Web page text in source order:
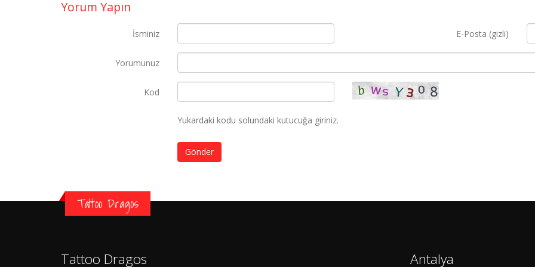
Yorum Yapın
İsminiz E-Posta (gizli)
Yorumunuz
Kod
Yukardaki kodu solundaki kutucuğa giriniz.
Gönder
Tattoo Dragos
Tattoo Dragos Antalya